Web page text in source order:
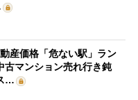
動産価格「危ない駅」ラン
古マンション売れ行き鈍
…